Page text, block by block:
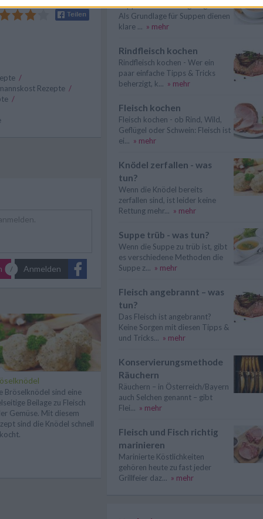
/
Rezepte /
/
Anmelden
Bröselknödel sind eine
Beilage zu Fleisch
Gemüse. Mit diesem
sind die Knödel schnell
Suppen kochen - so gelingt es.
Als Grundlage für Suppen dienen
klare ... » mehr
Rindfleisch kochen
Rindfleisch kochen - Wer ein
paar einfache Tipps & Tricks
beherzigt, k... » mehr
Fleisch kochen
Fleisch kochen - ob Rind, Wild,
Geflügel oder Schwein: Fleisch ist
ei... » mehr
Knödel zerfallen - was
tun?
Wenn die Knödel bereits
zerfallen sind, ist leider keine
Rettung mehr... » mehr
Suppe trüb - was tun?
Wenn die Suppe zu trüb ist, gibt
es verschiedene Methoden die
Suppe z... » mehr
Fleisch angebrannt – was
tun?
Das Fleisch ist angebrannt?
Keine Sorgen mit diesen Tipps &
und Tricks... » mehr
Konservierungsmethode
Räuchern
Räuchern – in Österreich/Bayern
auch Selchen genannt – gibt
Flei... » mehr
Fleisch und Fisch richtig
marinieren
Marinierte Köstlichkeiten
gehören heute zu fast jeder
Grillfeier daz... » mehr